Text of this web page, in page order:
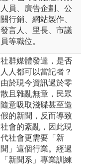
人員、廣告企劃、公
關行銷、網站製作、
發言人、里長、市議
員等職位。
社群媒體發達，是否
人人都可以當記者？
由於現今資訊過於零
散且雜亂無章，民眾
隨意吸取淺碟甚至造
假的新聞，反而導致
社會的紊亂，因此現
代社會更需要「新
聞」這個行業。經過
「新聞系」專業訓練